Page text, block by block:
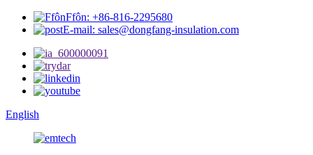
Ffôn: +86-816-2295680
E-mail: sales@dongfang-insulation.com
English